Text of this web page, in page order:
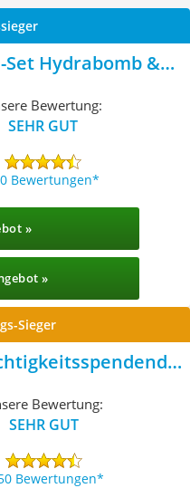
Hydrabomb &
Bewertung:
SEHR GUT
Bewertungen
»
»
Sieger
Bewertung:
SEHR GUT
Bewertungen